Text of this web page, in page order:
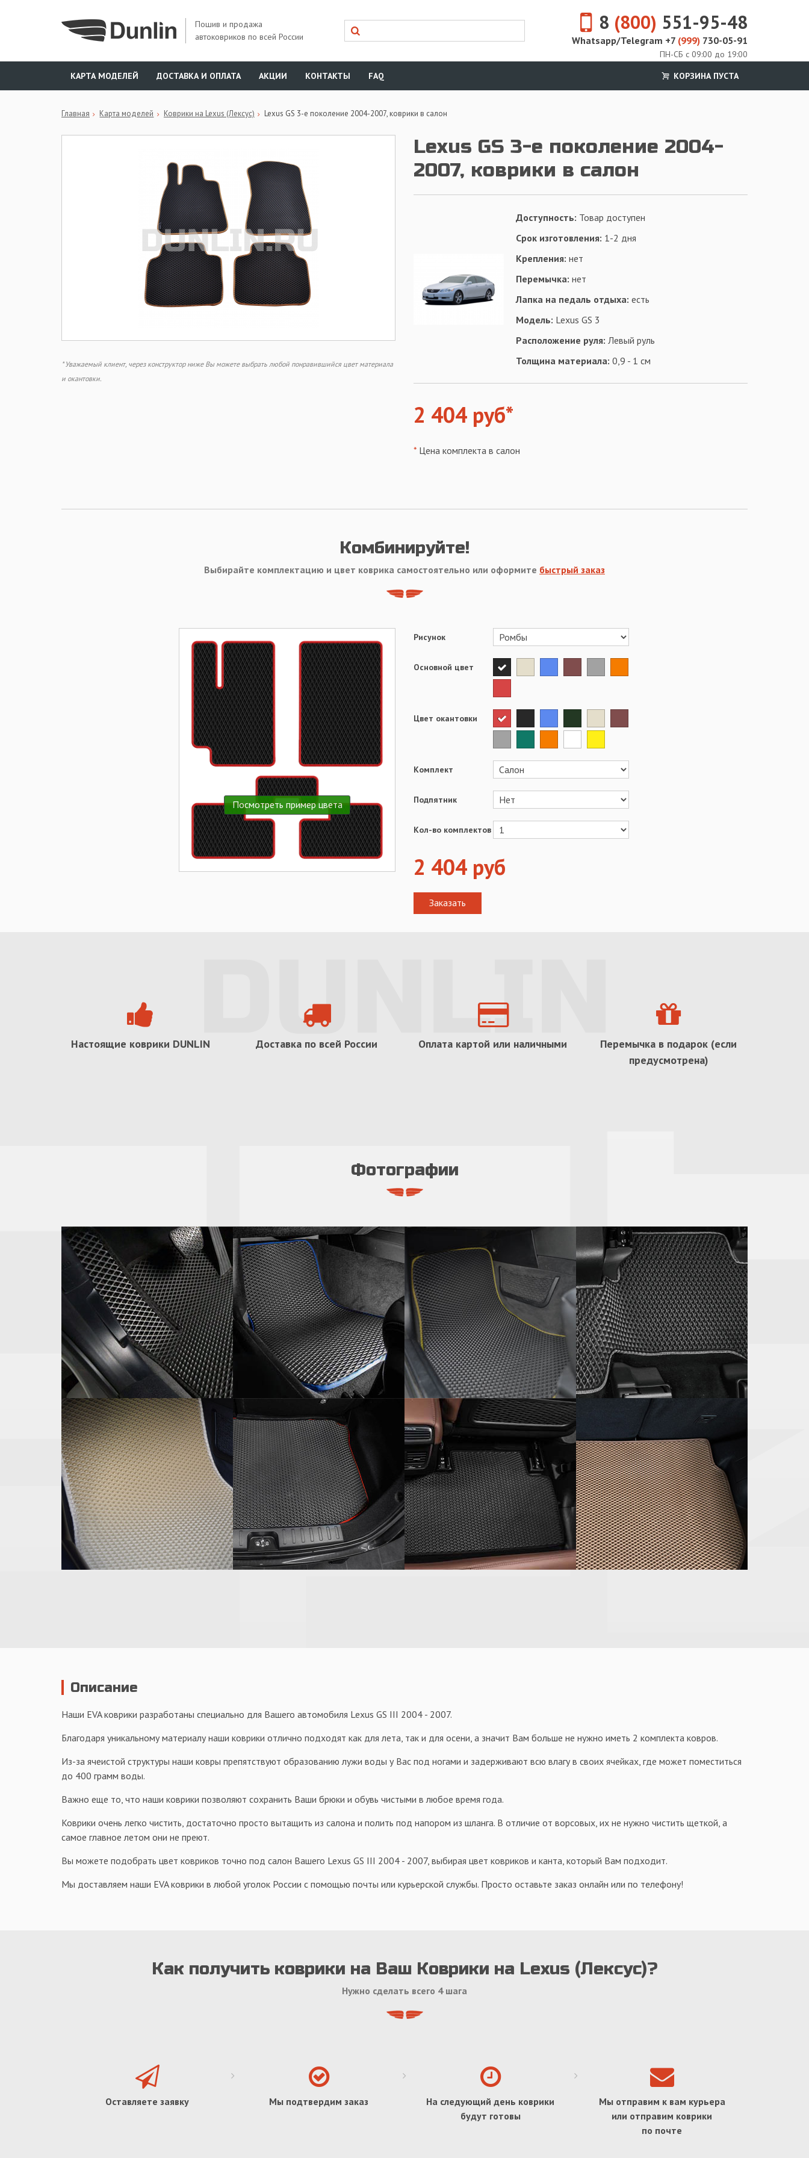
Пошив и продажа
автоковриков по всей России
8 (800) 551-95-48
Whatsapp/Telegram +7 (999) 730-05-91
ПН-СБ с 09:00 до 19:00
КАРТА МОДЕЛЕЙ
ДОСТАВКА И ОПЛАТА АКЦИИ КОНТАКТЫ FAQ КОРЗИНА ПУСТА
Главная Карта моделей Коврики на Lexus (Лексус) Lexus GS 3-е поколение 2004-2007, коврики в салон
Lexus GS 3-е поколение 2004-
2007, коврики в салон
* Уважаемый клиент, через конструктор ниже Вы можете выбрать любой понравившийся цвет материала
и окантовки.
Доступность: Товар доступен
Срок изготовления: 1-2 дня
Крепления: нет
Перемычка: нет
Лапка на педаль отдыха: есть
Модель: Lexus GS 3
Расположение руля: Левый руль
Толщина материала: 0,9 - 1 см
2 404 руб*
* Цена комплекта в салон
Комбинируйте!
Выбирайте комплектацию и цвет коврика самостоятельно или оформите быстрый заказ
Посмотреть пример цвета
Рисунок
Основной цвет
Цвет окантовки
Комплект
Подпятник
Кол-во комплектов
2 404 руб
Настоящие коврики DUNLIN Доставка по всей России Оплата картой или наличными
Перемычка в подарок (если
предусмотрена)
Фотографии
Описание
Наши EVA коврики разработаны специально для Вашего автомобиля Lexus GS III 2004 - 2007.
Благодаря уникальному материалу наши коврики отлично подходят как для лета, так и для осени, а значит Вам больше не нужно иметь 2 комплекта ковров.
Из-за ячеистой структуры наши ковры препятствуют образованию лужи воды у Вас под ногами и задерживают всю влагу в своих ячейках, где может поместиться
до 400 грамм воды.
Важно еще то, что наши коврики позволяют сохранить Ваши брюки и обувь чистыми в любое время года.
Коврики очень легко чистить, достаточно просто вытащить из салона и полить под напором из шланга. В отличие от ворсовых, их не нужно чистить щеткой, а
самое главное летом они не преют.
Вы можете подобрать цвет ковриков точно под салон Вашего Lexus GS III 2004 - 2007, выбирая цвет ковриков и канта, который Вам подходит.
Мы доставляем наши EVA коврики в любой уголок России с помощью почты или курьерской службы. Просто оставьте заказ онлайн или по телефону!
Как получить коврики на Ваш Коврики на Lexus (Лексус)?
Нужно сделать всего 4 шага
Оставляете заявку Мы подтвердим заказ
На следующий день коврики
будут готовы
Мы отправим к вам курьера
или отправим коврики
по почте